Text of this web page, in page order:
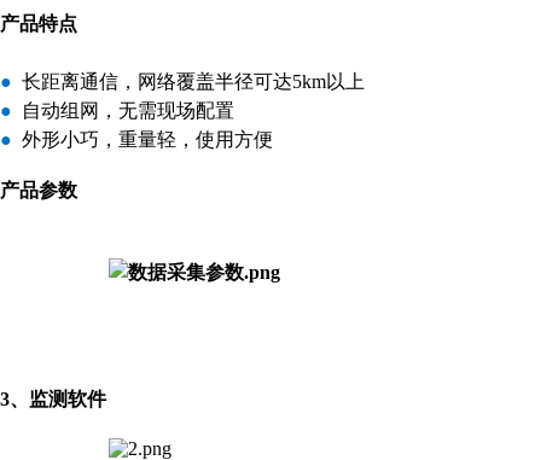
产品特点
● 长距离通信，网络覆盖半径可达5km以上
●
自动组网，无需现场配置
● 外形小巧，重量轻，使用方便
产品参数
3、监测软件